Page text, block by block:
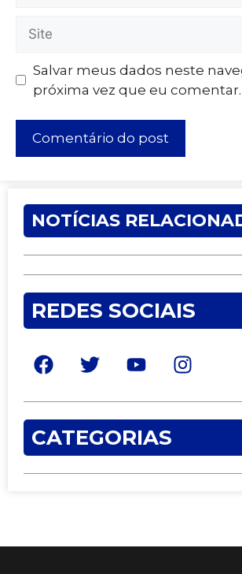
Salvar meus dados neste
próxima vez que eu comentar.
NOTÍCIAS
REDES SOCIAIS
CATEGORIAS